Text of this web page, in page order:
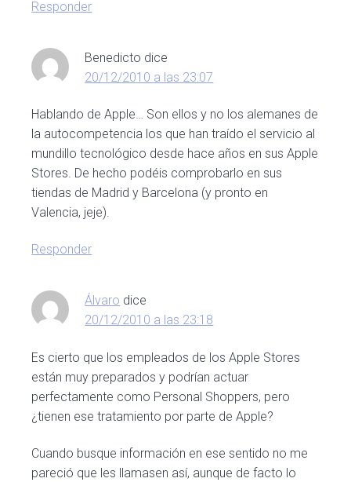
Responder
Benedicto dice
20/12/2010 a las 23:07
Hablando de Apple… Son ellos y no los alemanes de
la autocompetencia los que han traído el servicio al
mundillo tecnológico desde hace años en sus Apple
Stores. De hecho podéis comprobarlo en sus
tiendas de Madrid y Barcelona (y pronto en
Valencia, jeje).
Responder
Álvaro dice
20/12/2010 a las 23:18
Es cierto que los empleados de los Apple Stores
están muy preparados y podrían actuar
perfectamente como Personal Shoppers, pero
¿tienen ese tratamiento por parte de Apple?
Cuando busque información en ese sentido no me
pareció que les llamasen así, aunque de facto lo